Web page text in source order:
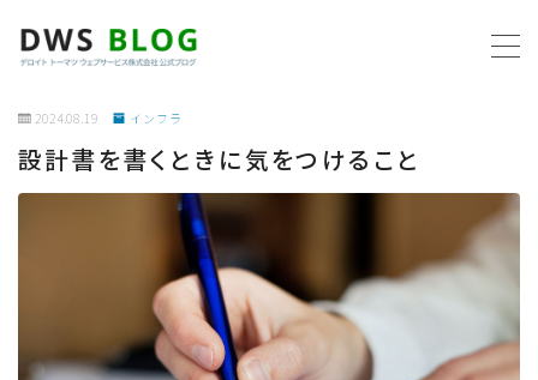
ホーム
プログラミング
ビジネス
2024.08.19 インフラ
設計書を書くときに気をつけること